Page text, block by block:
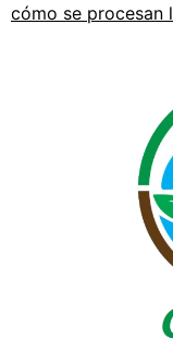
cómo se procesan